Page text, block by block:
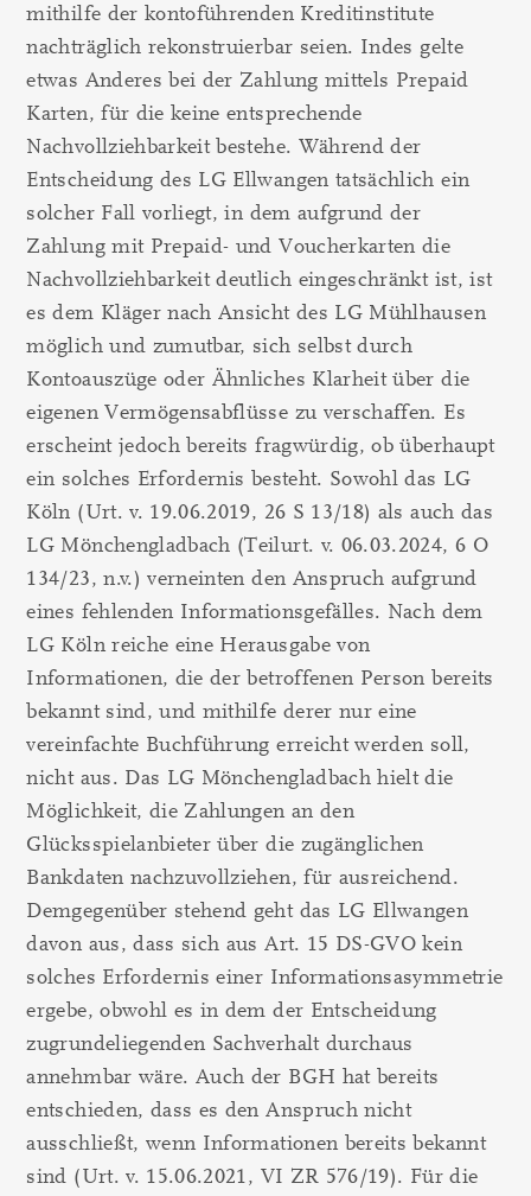
mithilfe der kontoführenden Kreditinstitute
nachträglich rekonstruierbar seien. Indes gelte
etwas Anderes bei der Zahlung mittels Prepaid
Karten, für die keine entsprechende
Nachvollziehbarkeit bestehe. Während der
Entscheidung des LG Ellwangen tatsächlich ein
solcher Fall vorliegt, in dem aufgrund der
Zahlung mit Prepaid- und Voucherkarten die
Nachvollziehbarkeit deutlich eingeschränkt ist, ist
es dem Kläger nach Ansicht des LG Mühlhausen
möglich und zumutbar, sich selbst durch
Kontoauszüge oder Ähnliches Klarheit über die
eigenen Vermögensabflüsse zu verschaffen. Es
erscheint jedoch bereits fragwürdig, ob überhaupt
ein solches Erfordernis besteht. Sowohl das LG
Köln (Urt. v. 19.06.2019, 26 S 13/18) als auch das
LG Mönchengladbach (Teilurt. v. 06.03.2024, 6 O
134/23, n.v.) verneinten den Anspruch aufgrund
eines fehlenden Informationsgefälles. Nach dem
LG Köln reiche eine Herausgabe von
Informationen, die der betroffenen Person bereits
bekannt sind, und mithilfe derer nur eine
vereinfachte Buchführung erreicht werden soll,
nicht aus. Das LG Mönchengladbach hielt die
Möglichkeit, die Zahlungen an den
Glücksspielanbieter über die zugänglichen
Bankdaten nachzuvollziehen, für ausreichend.
Demgegenüber stehend geht das LG Ellwangen
davon aus, dass sich aus Art. 15 DS-GVO kein
solches Erfordernis einer Informationsasymmetrie
ergebe, obwohl es in dem der Entscheidung
zugrundeliegenden Sachverhalt durchaus
annehmbar wäre. Auch der BGH hat bereits
entschieden, dass es den Anspruch nicht
ausschließt, wenn Informationen bereits bekannt
sind (Urt. v. 15.06.2021, VI ZR 576/19). Für die